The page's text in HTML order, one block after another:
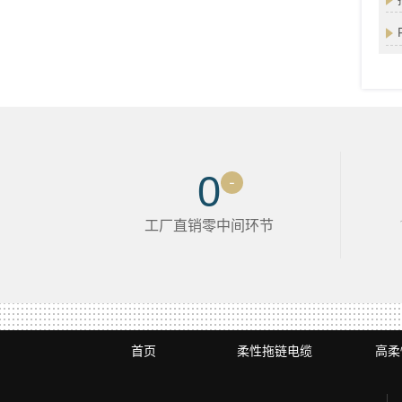
0 -
工厂直销零中间环节
首页 柔性拖链电缆 高